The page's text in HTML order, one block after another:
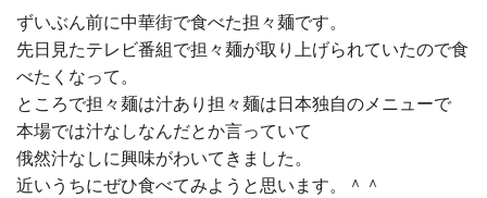
ずいぶん前に中華街で食べた担々麺です。
先日見たテレビ番組で担々麺が取り上げられていたので食
べたくなって。
ところで担々麺は汁あり担々麺は日本独自のメニューで
本場では汁なしなんだとか言っていて
俄然汁なしに興味がわいてきました。
近いうちにぜひ食べてみようと思います。＾＾